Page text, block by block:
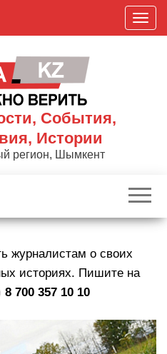
П
о
к
р
в
и
События,
Истории
регион, Шымкент
журналистам о своих
историях. Пишите на
8 700 357 10 10